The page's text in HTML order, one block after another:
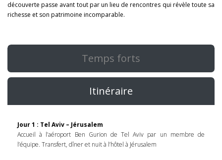
découverte passe avant tout par un lieu de rencontres qui révèle toute sa
richesse et son patrimoine incomparable.
Temps forts
Itinéraire
Jour 1 : Tel Aviv – Jérusalem
Accueil à l’aéroport Ben Gurion de Tel Aviv par un membre de
l’équipe. Transfert, dîner et nuit à l’hôtel à Jérusalem